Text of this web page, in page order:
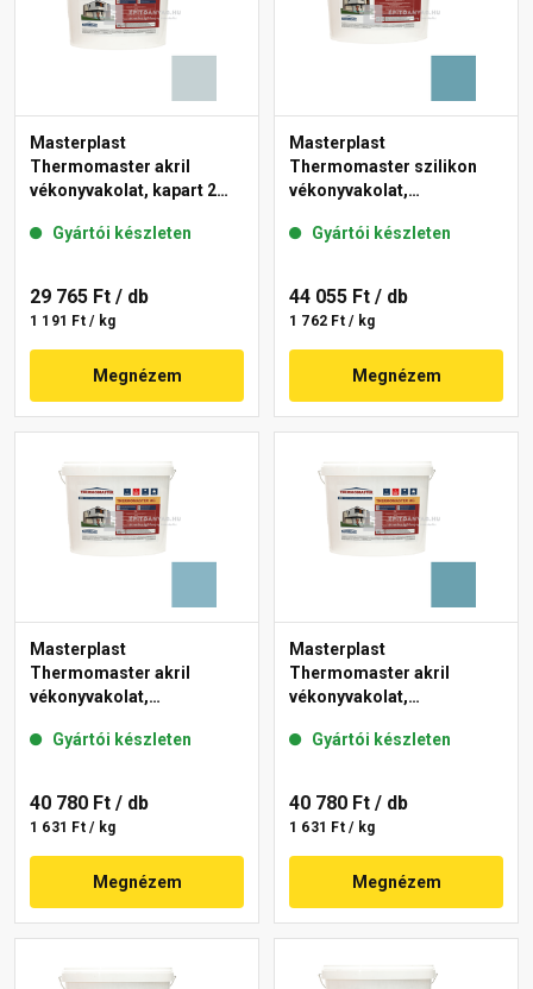
Masterplast
Thermomaster akril
vékonyvakolat, kapart 2
Gyártói készleten
29 765 Ft / db
1 191 Ft / kg
Megnézem
Masterplast
Thermomaster szilikon
vékonyvakolat,
36-C 25 kg
Gyártói készleten
44 055 Ft / db
1 762 Ft / kg
Megnézem
Masterplast
Thermomaster akril
vékonyvakolat,
36-D 25 kg
Gyártói készleten
40 780 Ft / db
1 631 Ft / kg
Megnézem
Masterplast
Thermomaster akril
vékonyvakolat,
36-C 25 kg
Gyártói készleten
40 780 Ft / db
1 631 Ft / kg
Megnézem